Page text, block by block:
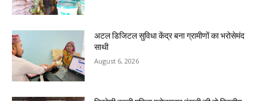
अटल डिजिटल सुविधा केंद्र बना ग्रामीणों का भरोसेमंद
साथी
August 6, 2026